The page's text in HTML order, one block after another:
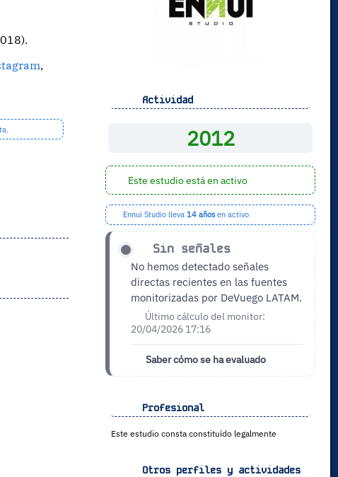
,
Actividad
2012
Este estudio está en activo
Ennui Studio lleva 14 añosen activo
Sin señales
No hemos detectado señales
directas recientes en las fuentes
monitorizadas por DeVuego LATAM.
Último cálculo del monitor:
20/04/2026 17:16
Saber cómo se ha evaluado
Profesional
Este estudio consta constituído legalmente
Otros perfiles y actividades